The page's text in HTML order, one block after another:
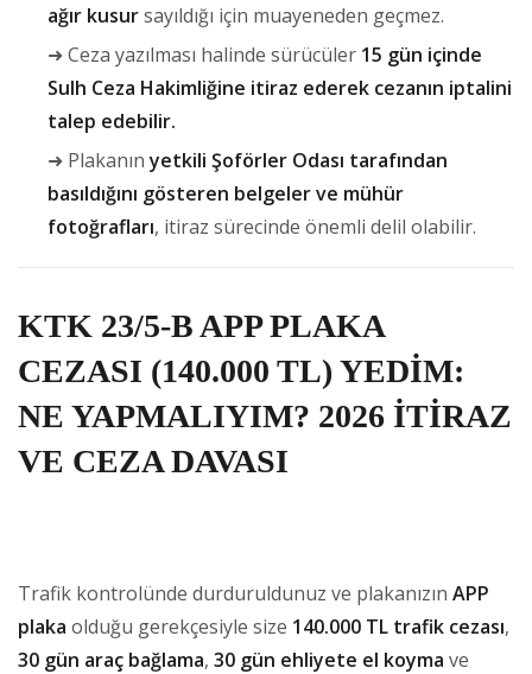
ağır kusursayıldığı için muayeneden geçmez.
➜ Ceza yazılması halinde sürücüler 15 gün içinde
Sulh Ceza Hakimliğine itiraz ederek cezanın iptalini
talep edebilir.
➜ Plakanınyetkili Şoförler Odası tarafından
basıldığını gösteren belgeler ve mühür
fotoğrafları, itiraz sürecinde önemli delil olabilir.
KTK 23/5-B APP PLAKA
CEZASI (140.000 TL) YEDİM:
NE YAPMALIYIM? 2026 İTİRAZ
VE CEZA DAVASI
Trafik kontrolünde durduruldunuz ve plakanızın APP
plaka olduğu gerekçesiyle size 140.000 TL trafik cezası,
30 gün araç bağlama, 30 gün ehliyete el koyma ve